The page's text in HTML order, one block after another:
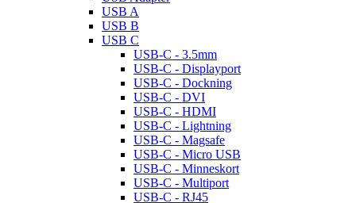
USB A
USB B
USB C
USB-C - 3.5mm
USB-C - Displayport
USB-C - Dockning
USB-C - DVI
USB-C - HDMI
USB-C - Lightning
USB-C - Magsafe
USB-C - Micro USB
USB-C - Minneskort
USB-C - Multiport
USB-C - RJ45